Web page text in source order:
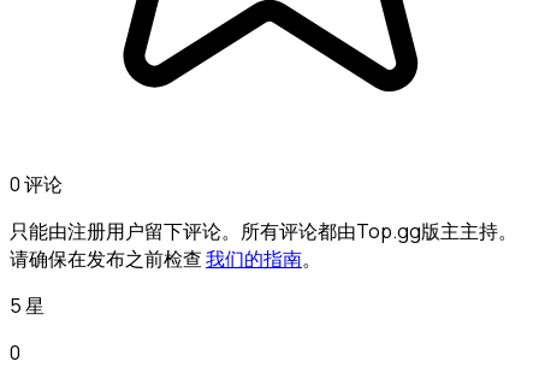
0 评论
只能由注册用户留下评论。所有评论都由Top.gg版主主持。
请确保在发布之前检查我们的指南。
5 星
0